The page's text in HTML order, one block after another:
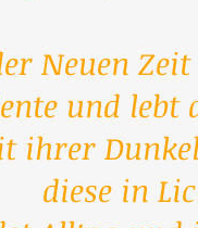
Neuen
und lebt
ihrer
diese in